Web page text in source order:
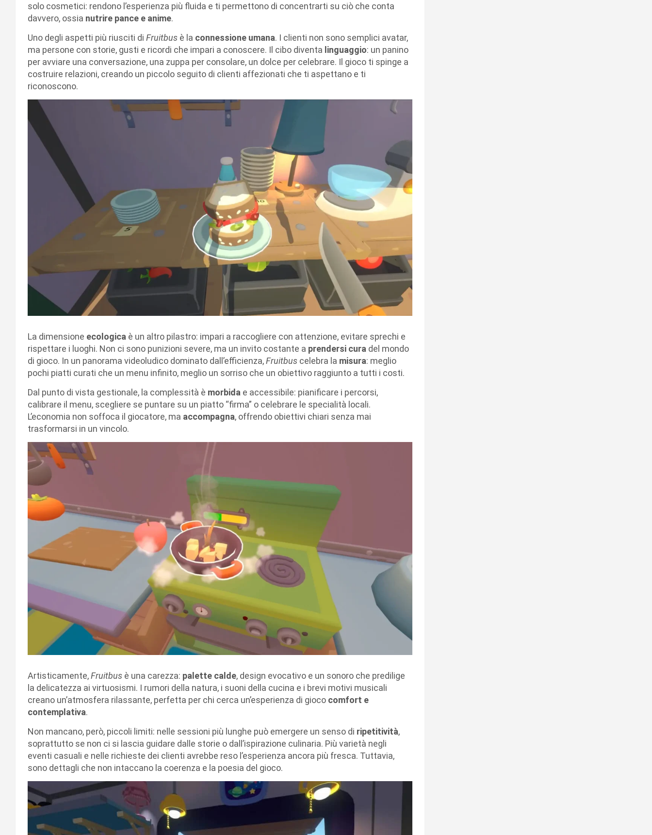
solo cosmetici: rendono l’esperienza più fluida e ti permettono di concentrarti su ciò che conta
davvero, ossia nutrire pance e anime.
Uno degli aspetti più riusciti di Fruitbus è la connessione umana. I clienti non sono semplici avatar,
ma persone con storie, gusti e ricordi che impari a conoscere. Il cibo diventa linguaggio: un panino
per avviare una conversazione, una zuppa per consolare, un dolce per celebrare. Il gioco ti spinge a
costruire relazioni, creando un piccolo seguito di clienti affezionati che ti aspettano e ti
riconoscono.
La dimensione ecologica è un altro pilastro: impari a raccogliere con attenzione, evitare sprechi e
rispettare i luoghi. Non ci sono punizioni severe, ma un invito costante a prendersi cura del mondo
di gioco. In un panorama videoludico dominato dall’efficienza,Fruitbus celebra la misura: meglio
pochi piatti curati che un menu infinito, meglio un sorriso che un obiettivo raggiunto a tutti i costi.
Dal punto di vista gestionale, la complessità è morbida e accessibile: pianificare i percorsi,
calibrare il menu, scegliere se puntare su un piatto “firma” o celebrare le specialità locali.
L’economia non soffoca il giocatore, ma accompagna, offrendo obiettivi chiari senza mai
trasformarsi in un vincolo.
Artisticamente,Fruitbus è una carezza: palette calde, design evocativo e un sonoro che predilige
la delicatezza ai virtuosismi. I rumori della natura, i suoni della cucina e i brevi motivi musicali
creano un’atmosfera rilassante, perfetta per chi cerca un’esperienza di gioco comfort e
contemplativa.
Non mancano, però, piccoli limiti: nelle sessioni più lunghe può emergere un senso di ripetitività,
soprattutto se non ci si lascia guidare dalle storie o dall’ispirazione culinaria. Più varietà negli
eventi casuali e nelle richieste dei clienti avrebbe reso l’esperienza ancora più fresca. Tuttavia,
sono dettagli che non intaccano la coerenza e la poesia del gioco.